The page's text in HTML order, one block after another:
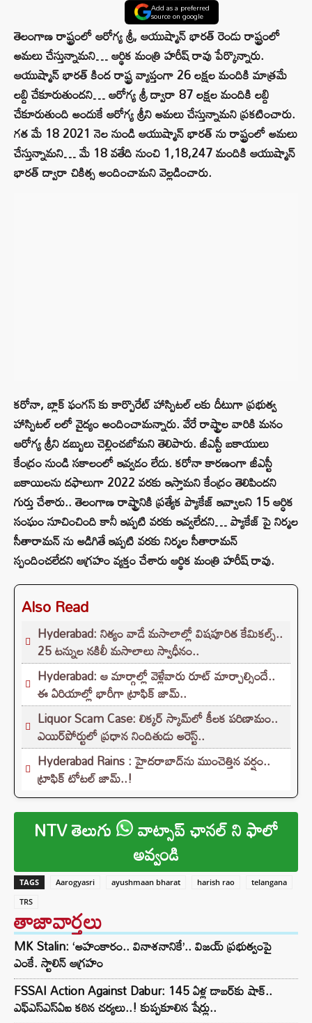
Add as a preferred
source on google
తెలంగాణ రాష్ట్రంలో ఆరోగ్య శ్రీ, ఆయుష్మాన్ భారత్ రెండు రాష్ట్రంలో
అమలు చేస్తున్నామని… ఆర్థిక మంత్రి హరీష్ రావు పేర్కొన్నారు.
ఆయుష్మాన్ భారత్ కింద రాష్ట్ర వ్యాప్తంగా 26 లక్షల మందికి మాత్రమే
లబ్ది చేకూరుతుందని… ఆరోగ్య శ్రీ ద్వారా 87 లక్షల మందికి లబ్ది
చేకూరుతుంది అందుకే ఆరోగ్య శ్రీని అమలు చేస్తున్నామని ప్రకటించారు.
గత మే 18 2021 నెల నుండి ఆయుష్మాన్ భారత్ ను రాష్ట్రంలో అమలు
చేస్తున్నామని… మే 18 వతేది నుంచి 1,18,247 మందికి ఆయుష్మాన్
భారత్ ద్వారా చికిత్స అందించామని వెల్లడించారు.
కరోనా, బ్లాక్ ఫంగస్ కు కార్పొరేట్ హాస్పిటల్ లకు దీటుగా ప్రభుత్వ
హాస్పిటల్ లలో వైద్యం అందించామన్నారు. వేరే రాష్ట్రాల వారికి మనం
ఆరోగ్య శ్రీని డబ్బులు చెల్లించబోమని తెలిపారు. జీఎస్టీ బకాయులు
కేంద్రం నుండి సకాలంలో ఇవ్వడం లేదు. కరోనా కారణంగా జీఎస్టీ
బకాయిలను దఫాలుగా 2022 వరకు ఇస్తామని కేంద్రం తెలిపిందని
గుర్తు చేశారు.. తెలంగాణ రాష్ట్రానికి ప్రత్యేక ప్యాకేజ్ ఇవ్వాలని 15 ఆర్ధిక
సంఘం సూచించింది కానీ ఇప్పటి వరకు ఇవ్వలేదని… ప్యాకేజ్ పై నిర్మల
సీతారామన్ ను అడిగితే ఇప్పటి వరకు నిర్మల సీతారామన్
స్పందించలేదని ఆగ్రహం వ్యక్తం చేశారు ఆర్థిక మంత్రి హరీష్ రావు.
Also Read
Hyderabad: నిత్యం వాడే మసాలాల్లో విషపూరిత కేమికల్స్..
25 టన్నుల నకిలీ మసాలాలు స్వాధీనం..
Hyderabad: ఆ మార్గాల్లో వెళ్లేవారు రూట్ మార్చాల్సిందే..
ఈ ఏరియాల్లో భారీగా ట్రాఫిక్ జామ్..
Liquor Scam Case: లిక్కర్ స్కామ్‌లో కీలక పరిణామం..
ఎయిర్‌పోర్టులో ప్రధాన నిందితుడు అరెస్ట్..
Hyderabad Rains : హైదరాబాద్‌ను ముంచెత్తిన వర్షం..
ట్రాఫిక్ టోటల్ జామ్..!
NTV తెలుగు వాట్సాప్ ఛానల్ ని ఫాలో
అవ్వండి
TAGS Aarogyasri ayushmaan bharat harish rao
telangana
TRS
తాజావార్తలు
MK Stalin: ‘అహంకారం.. వినాశనానికే’.. విజయ్ ప్రభుత్వంపై
ఎంకే. స్టాలిన్ ఆగ్రహం
FSSAI Action Against Dabur: 145 ఏళ్ల డాబర్‌కు షాక్..
ఎఫ్‌ఎస్‌ఎస్‌ఏఐ కఠిన చర్యలు..! కుప్పకూలిన షేర్లు..